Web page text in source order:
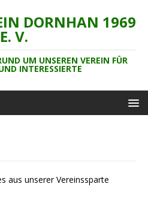
DORNHAN 1969
E. V.
UM UNSEREN VEREIN FÜR
INTERESSIERTE
aus unserer Vereinssparte